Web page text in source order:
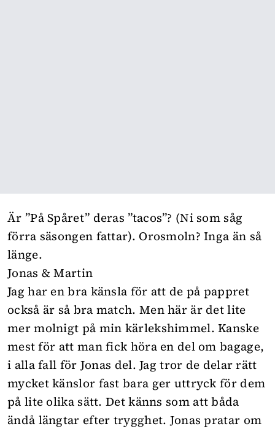
Är ”På Spåret” deras ”tacos”? (Ni som såg
förra säsongen fattar). Orosmoln? Inga än så
länge.
Jonas & Martin
Jag har en bra känsla för att de på pappret
också är så bra match. Men här är det lite
mer molnigt på min kärlekshimmel. Kanske
mest för att man fick höra en del om bagage,
i alla fall för Jonas del. Jag tror de delar rätt
mycket känslor fast bara ger uttryck för dem
på lite olika sätt. Det känns som att båda
ändå längtar efter trygghet. Jonas pratar om